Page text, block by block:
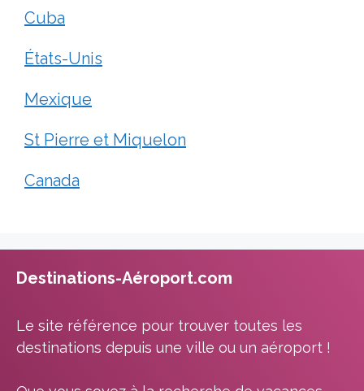
Cuba
États-Unis
Mexique
St Pierre et Miquelon
Canada
Destinations-Aéroport.com
Le site référence pour trouver toutes les
destinations depuis une ville ou un aéroport !